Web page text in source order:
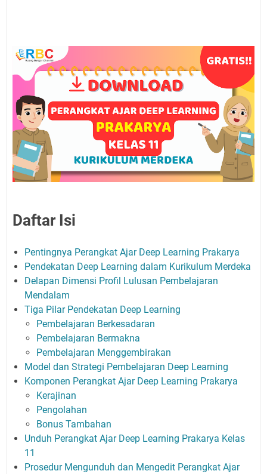
Daftar Isi
Pentingnya Perangkat Ajar Deep Learning Prakarya
Pendekatan Deep Learning dalam Kurikulum Merdeka
Delapan Dimensi Profil Lulusan Pembelajaran
Mendalam
Tiga Pilar Pendekatan Deep Learning
Pembelajaran Berkesadaran
Pembelajaran Bermakna
Pembelajaran Menggembirakan
Model dan Strategi Pembelajaran Deep Learning
Komponen Perangkat Ajar Deep Learning Prakarya
Kerajinan
Pengolahan
Bonus Tambahan
Unduh Perangkat Ajar Deep Learning Prakarya Kelas
11
Prosedur Mengunduh dan Mengedit Perangkat Ajar